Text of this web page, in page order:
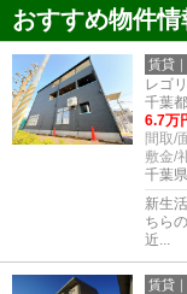
おすすめ物件情
賃貸
レゴ
千葉
6.7万
間取/
敷金/
千葉
新生
ちら
近...
賃貸